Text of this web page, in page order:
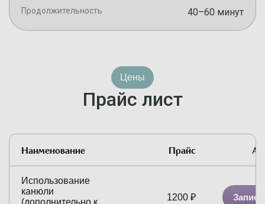
Продолжительность 40–60 минут
Цены
Прайс лист
Наименование Прайс
Использование
канюли
(дополнительно к
1200 ₽